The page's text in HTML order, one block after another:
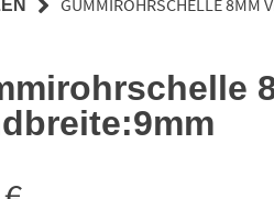
GUMMIROHRSCHELLE 8MM